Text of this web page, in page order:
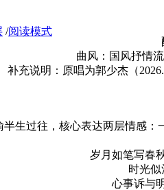
/阅读模式
曲风：国风抒情
补充说明：原唱为郭少杰（
半生过往，核心表达两层情感
岁月如笔写春
时光似
心事诉与